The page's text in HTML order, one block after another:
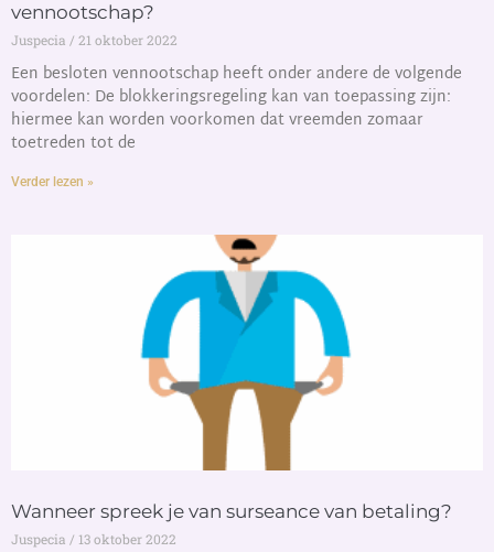
vennootschap?
Juspecia 21 oktober 2022
Een besloten vennootschap heeft onder andere de volgende
voordelen: De blokkeringsregeling kan van toepassing zijn:
hiermee kan worden voorkomen dat vreemden zomaar
toetreden tot de
Verder lezen »
Wanneer spreek je van surseance van betaling?
Juspecia 13 oktober 2022